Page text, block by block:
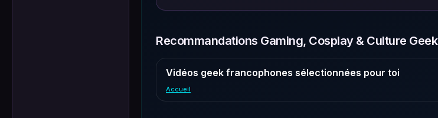
Recommandations Gaming, Cosplay & Culture Geek
Vidéos geek francophones sélectionnées pour toi
Accueil